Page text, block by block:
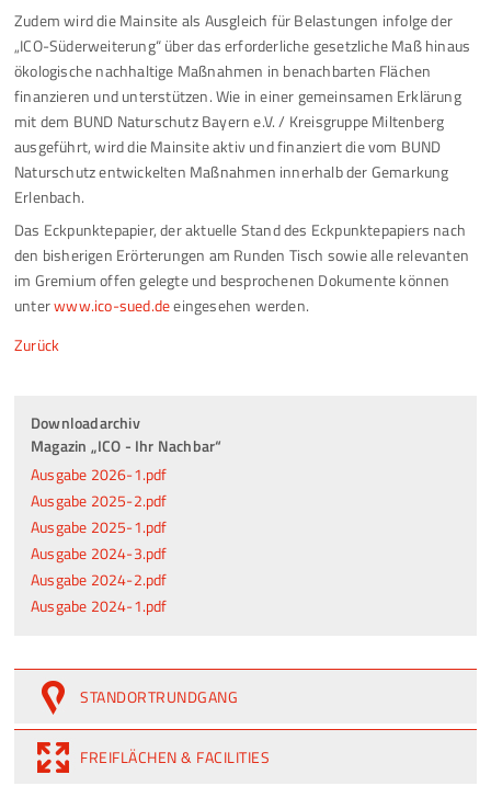
Zudem wird die Mainsite als Ausgleich für Belastungen infolge der
„ICO-Süderweiterung“ über das erforderliche gesetzliche Maß hinaus
ökologische nachhaltige Maßnahmen in benachbarten Flächen
finanzieren und unterstützen. Wie in einer gemeinsamen Erklärung
mit dem BUND Naturschutz Bayern e.V. / Kreisgruppe Miltenberg
ausgeführt, wird die Mainsite aktiv und finanziert die vom BUND
Naturschutz entwickelten Maßnahmen innerhalb der Gemarkung
Erlenbach.
Das Eckpunktepapier, der aktuelle Stand des Eckpunktepapiers nach
den bisherigen Erörterungen am Runden Tisch sowie alle relevanten
im Gremium offen gelegte und besprochenen Dokumente können
unterwww.ico-sued.deeingesehen werden.
Zurück
Downloadarchiv
Magazin „ICO - Ihr Nachbar“
Ausgabe 2026-1.pdf
Ausgabe 2025-2.pdf
Ausgabe 2025-1.pdf
Ausgabe 2024-3.pdf
Ausgabe 2024-2.pdf
Ausgabe 2024-1.pdf
STANDORTRUNDGANG
FREIFLÄCHEN & FACILITIES